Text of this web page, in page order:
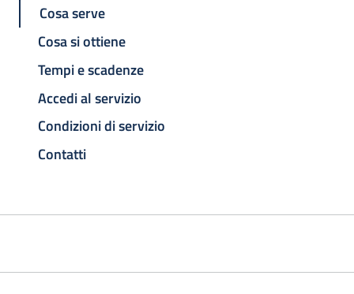
Cosa serve
Cosa si ottiene
Tempi e scadenze
Accedi al servizio
Condizioni di servizio
Contatti